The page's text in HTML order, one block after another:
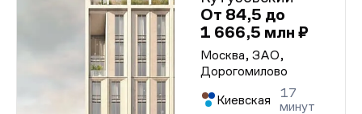
От 84,5 до
1 666,5 млн ₽
Москва, ЗАО,
Дорогомилово
Киевская
17
минут